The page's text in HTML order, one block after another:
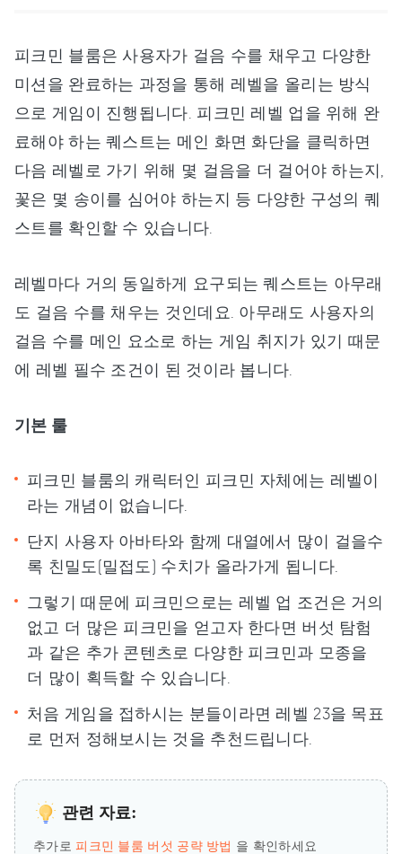
피크민 블룸은 사용자가 걸음 수를 채우고 다양한
미션을 완료하는 과정을 통해 레벨을 올리는 방식
으로 게임이 진행됩니다. 피크민 레벨 업을 위해 완
료해야 하는 퀘스트는 메인 화면 화단을 클릭하면
다음 레벨로 가기 위해 몇 걸음을 더 걸어야 하는지,
꽃은 몇 송이를 심어야 하는지 등 다양한 구성의 퀘
스트를 확인할 수 있습니다.
레벨마다 거의 동일하게 요구되는 퀘스트는 아무래
도 걸음 수를 채우는 것인데요. 아무래도 사용자의
걸음 수를 메인 요소로 하는 게임 취지가 있기 때문
에 레벨 필수 조건이 된 것이라 봅니다.
기본 룰
피크민 블룸의 캐릭터인 피크민 자체에는 레벨이
라는 개념이 없습니다.
단지 사용자 아바타와 함께 대열에서 많이 걸을수
록 친밀도(밀접도) 수치가 올라가게 됩니다.
그렇기 때문에 피크민으로는 레벨 업 조건은 거의
없고 더 많은 피크민을 얻고자 한다면 버섯 탐험
과 같은 추가 콘텐츠로 다양한 피크민과 모종을
더 많이 획득할 수 있습니다.
처음 게임을 접하시는 분들이라면 레벨 23을 목표
로 먼저 정해보시는 것을 추천드립니다.
관련 자료:
추가로피크민 블룸 버섯 공략 방법 을 확인하세요